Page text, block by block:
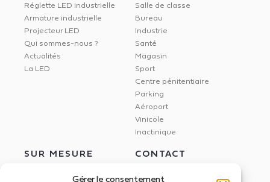
Gérer le consentement
Réglette LED industrielle
Armature industrielle
Projecteur LED
Qui sommes-nous ?
Actualités
La LED
Salle de classe
Bureau
Industrie
Santé
Magasin
Sport
Centre pénitentiaire
Parking
Aéroport
Vinicole
Inactinique
SUR MESURE CONTACT